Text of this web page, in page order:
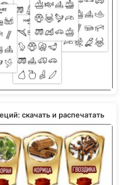
скачать и распечатать